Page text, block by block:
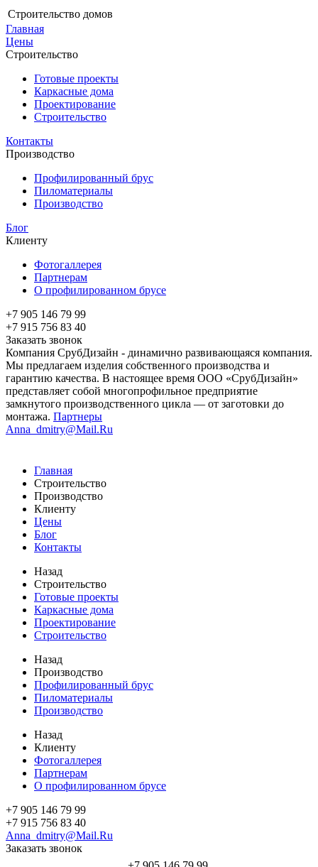
Строительство домов
Главная
Цены
Строительство
Готовые проекты
Каркасные дома
Проектирование
Строительство
Контакты
Производство
Профилированный брус
Пиломатериалы
Производство
Блог
Клиенту
Фотогаллерея
Партнерам
О профилированном брусе
+7 905 146 79 99
+7 915 756 83 40
Заказать звонок
Компания СрубДизайн - динамично развивающаяся компания.
Мы предлагаем изделия собственного производства и
гарантию качества. В настоящее время ООО «СрубДизайн»
представляет собой многопрофильное предприятие
замкнутого производственного цикла — от заготовки до
монтажа. Партнеры
Anna_dmitry@Mail.Ru
Главная
Строительство
Производство
Клиенту
Цены
Блог
Контакты
Назад
Строительство
Готовые проекты
Каркасные дома
Проектирование
Строительство
Назад
Производство
Профилированный брус
Пиломатериалы
Производство
Назад
Клиенту
Фотогаллерея
Партнерам
О профилированном брусе
+7 905 146 79 99
+7 915 756 83 40
Anna_dmitry@Mail.Ru
Заказать звонок